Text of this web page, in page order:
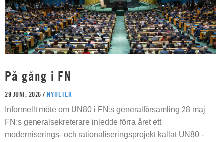
På gång i FN
29 JUNI, 2026 / NYHETER
Informellt möte om UN80 i FN:s generalförsamling 28 maj
FN:s generalsekreterare inledde förra året ett
moderniserings- och rationaliseringsprojekt kallat UN80 -